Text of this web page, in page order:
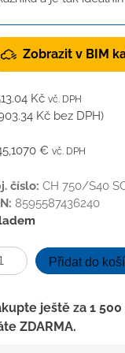
Zobrazit v BIM
Kč vč. DPH
Kč bez DPH)
€ vč. DPH
číslo: CH 750/S40
8595587436240
Přidat do
ještě za 1 500
ZDARMA.